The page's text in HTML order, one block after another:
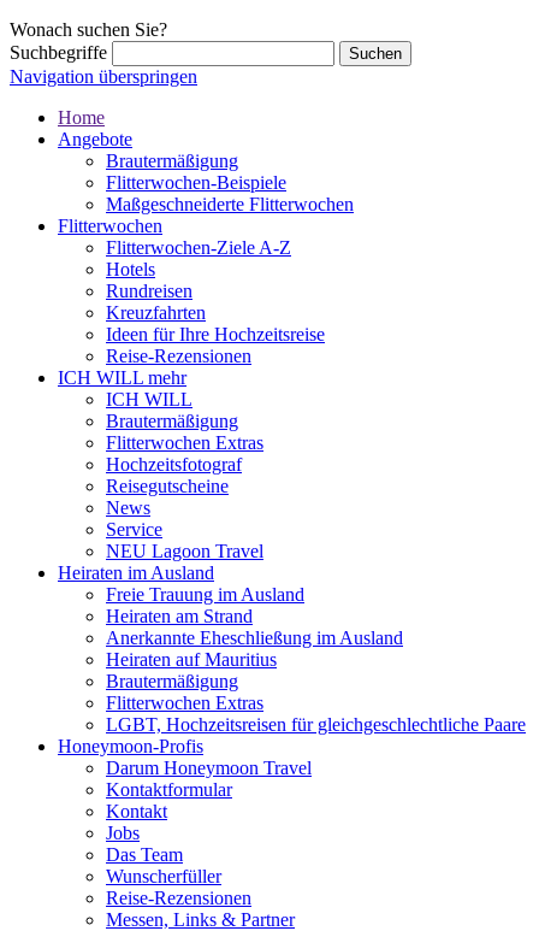
Wonach suchen Sie?
Suchbegriffe
Navigation überspringen
Home
Angebote
Brautermäßigung
Flitterwochen-Beispiele
Maßgeschneiderte Flitterwochen
Flitterwochen
Flitterwochen-Ziele A-Z
Hotels
Rundreisen
Kreuzfahrten
Ideen für Ihre Hochzeitsreise
Reise-Rezensionen
ICH WILL mehr
ICH WILL
Brautermäßigung
Flitterwochen Extras
Hochzeitsfotograf
Reisegutscheine
News
Service
NEU Lagoon Travel
Heiraten im Ausland
Freie Trauung im Ausland
Heiraten am Strand
Anerkannte Eheschließung im Ausland
Heiraten auf Mauritius
Brautermäßigung
Flitterwochen Extras
LGBT, Hochzeitsreisen für gleichgeschlechtliche Paare
Honeymoon-Profis
Darum Honeymoon Travel
Kontaktformular
Kontakt
Jobs
Das Team
Wunscherfüller
Reise-Rezensionen
Messen, Links & Partner